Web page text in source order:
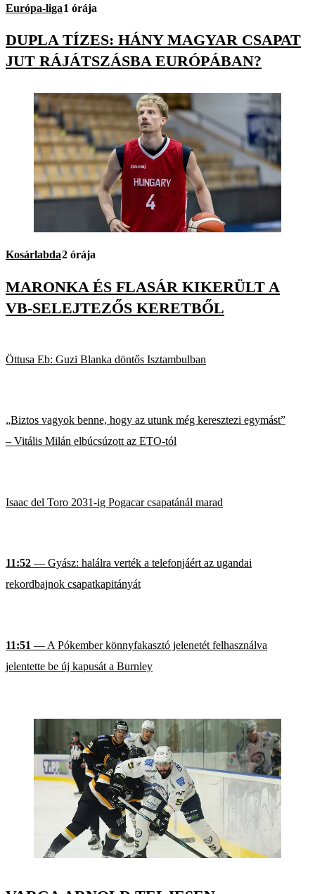
Európa-liga1 órája
DUPLA TÍZES: HÁNY MAGYAR CSAPAT
JUT RÁJÁTSZÁSBA EURÓPÁBAN?
Kosárlabda2 órája
MARONKA ÉS FLASÁR KIKERÜLT A
VB-SELEJTEZŐS KERETBŐL
Öttusa Eb: Guzi Blanka döntős Isztambulban
„Biztos vagyok benne, hogy az utunk még keresztezi egymást”
– Vitális Milán elbúcsúzott az ETO-tól
Isaac del Toro 2031-ig Pogacar csapatánál marad
11:52 — Gyász: halálra verték a telefonjáért az ugandai
rekordbajnok csapatkapitányát
11:51 — A Pókember könnyfakasztó jelenetét felhasználva
jelentette be új kapusát a Burnley